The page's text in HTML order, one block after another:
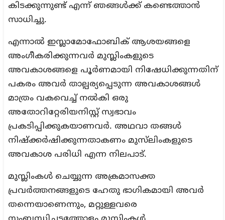
കിടക്കുന്നുണ്ട് എന്ന് ഞങ്ങൾക്ക് കണ്ടെത്താൻ
സാധിച്ചു.
എന്നാല്‍ ഇസ്ലാമോഫോബിക് ആശയങ്ങളെ
അംഗീകരിക്കുന്നവര്‍ മുസ്ലിംകളുടെ
അവകാശങ്ങളെ പൂർണമായി നിഷേധിക്കുന്നതിന്
പകരം അവർ താല്പര്യപ്പെടുന്ന അവകാശങ്ങൾ
മാത്രം വകവെച്ച് നൽകി ഒരു
അതോറിറ്റേരിയനിസ്റ്റ് സ്വഭാവം
പ്രകടിപ്പിക്കുകയാണവർ. അഥവാ തങ്ങൾ
നിഷ്ക്കർഷിക്കുന്നതാകണം മുസ്‌ലിംകളുടെ
അവകാശ പരിധി എന്ന നിലപാട്.
മുസ്ലിംകള്‍ ചെയ്യുന്ന അക്രമാസക്ത
പ്രവര്‍ത്തനങ്ങളുടെ ഹേതു ഭാഗികമായി അവർ
തന്നെയാണെന്നും, മറ്റുള്ളവരെ